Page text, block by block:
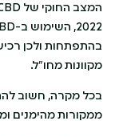
בהתפתחות ולכן
מקוונות מחו"ל.
בכל מקרה, חשוב
ממקורות מהימנים